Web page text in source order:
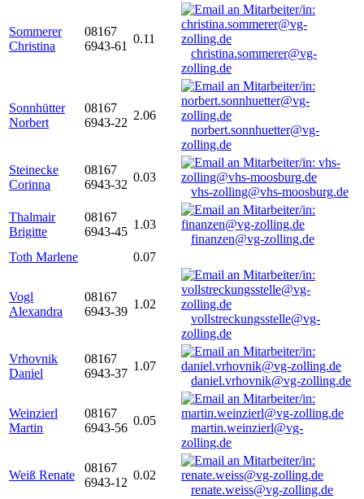
Sommerer
Christina
08167
6943-61
0.11
christina.sommerer@vg-
zolling.de
Sonnhütter
Norbert
08167
6943-22
2.06
norbert.sonnhuetter@vg-
zolling.de
Steinecke
Corinna
08167
6943-32
0.03
vhs-zolling@vhs-moosburg.de
Thalmair
Brigitte
08167
6943-45
1.03
finanzen@vg-zolling.de
Toth Marlene
0.07
Vogl
Alexandra
08167
6943-39
1.02
vollstreckungsstelle@vg-
zolling.de
Vrhovnik
Daniel
08167
6943-37
1.07
daniel.vrhovnik@vg-zolling.de
Weinzierl
Martin
08167
6943-56
0.05
martin.weinzierl@vg-
zolling.de
Weiß Renate
08167
6943-12
0.02
renate.weiss@vg-zolling.de